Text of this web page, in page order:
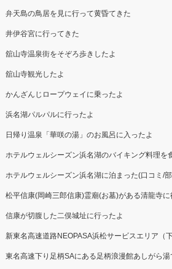
弁天島の鳥居を見に行って黄昏てきた
井伊谷宮に行ってきた
舘山寺温泉街をそぞろ歩きしたよ
舘山寺観光したよ
かんざんじロープウェイに乗ったよ
浜名湖パルパルに行ったよ
日帰り温泉「華咲の湯」のお風呂に入ったよ
ホテルウェルシーズン浜名湖のバイキング料理を
ホテルウェルシーズン浜名湖に泊まった(口コミ/
松平信康(岡崎三郎信康)霊廟(お墓)がある清龍寺に
信康が切腹した二俣城址に行ったよ
新東名高速道路NEOPASA浜松サービスエリア（
東名高速下り足柄SAにある足柄浪漫館あしがら